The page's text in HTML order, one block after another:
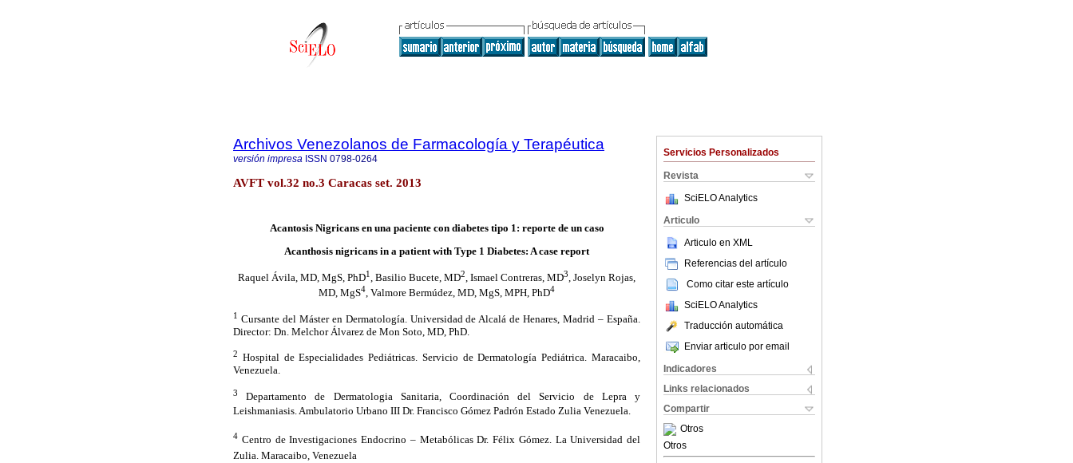
Servicios Personalizados
Revista
SciELO Analytics
Articulo
Articulo en XML
Referencias del artículo
Como citar este artículo
SciELO Analytics
Traducción automática
Enviar articulo por email
Indicadores
Links relacionados
Compartir
Otros
Otros
Archivos Venezolanos de Farmacología y Terapéutica
versión impresa ISSN 0798-0264
AVFT vol.32 no.3 Caracas set. 2013
Acantosis Nigricans en una paciente con diabetes tipo 1: reporte de un caso
Acanthosis nigricans in a patient with Type 1 Diabetes: A case report
Raquel Ávila, MD, MgS, PhD1 , Basilio Bucete, MD2 , Ismael Contreras, MD3 , Joselyn Rojas,
MD, MgS4, Valmore Bermúdez, MD, MgS, MPH, PhD4
1 Cursante del Máster en Dermatología. Universidad de Alcalá de Henares, Madrid – España.
Director: Dn. Melchor Álvarez de Mon Soto, MD, PhD.
2 Hospital de Especialidades Pediátricas. Servicio de Dermatología Pediátrica. Maracaibo,
Venezuela.
3
Departamento de Dermatologia Sanitaria, Coordinación del Servicio de Lepra y
Leishmaniasis. Ambulatorio Urbano III Dr. Francisco Gómez Padrón Estado Zulia Venezuela.
4 Centro de Investigaciones Endocrino – Metabólicas Dr. Félix Gómez. La Universidad del
Zulia. Maracaibo, Venezuela